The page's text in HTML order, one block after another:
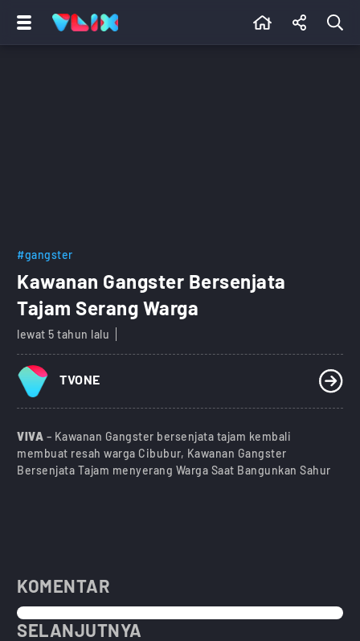
#gangster
Kawanan Gangster Bersenjata
Tajam Serang Warga
lewat 5 tahun lalu
TVONE
VIVA – Kawanan Gangster bersenjata tajam kembali
membuat resah warga Cibubur, Kawanan Gangster
Bersenjata Tajam menyerang Warga Saat Bangunkan Sahur
KOMENTAR
SELANJUTNYA